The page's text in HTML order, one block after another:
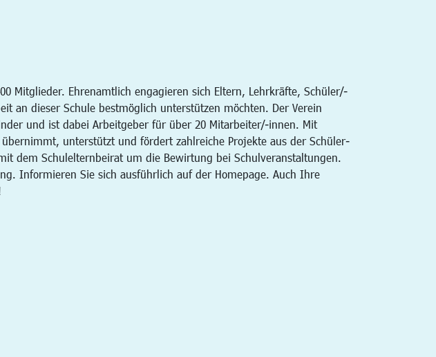
Mitglieder. Ehrenamtlich engagieren sich Eltern, Lehrkräfte, Schüler/-
an dieser Schule bestmöglich unterstützen möchten. Der Verein
und ist dabei Arbeitgeber für über 20 Mitarbeiter/-innen. Mit
unterstützt und fördert zahlreiche Projekte aus der Schüler-
dem Schulelternbeirat um die Bewirtung bei Schulveranstaltungen.
Informieren Sie sich ausführlich auf der Homepage. Auch Ihre